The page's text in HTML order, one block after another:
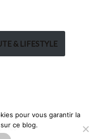
& LIFESTYLE
pour vous garantir la
ce blog.